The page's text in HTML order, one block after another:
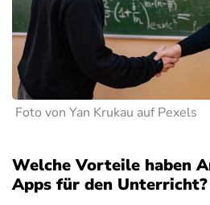
Foto von Yan Krukau auf Pexels
Welche Vorteile haben
Apps für den Unterricht?